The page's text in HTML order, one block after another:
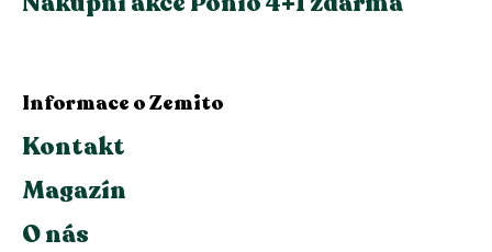
Informace o Zemito
Kontakt
Magazín
O nás